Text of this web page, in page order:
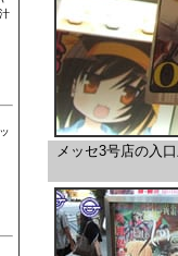
メッセ3号店の入